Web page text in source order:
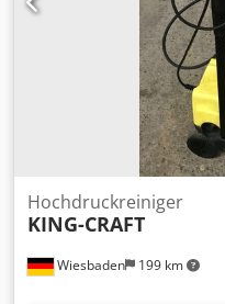
Wiesbaden 199 km
Hochdruckreiniger
KING-CRAFT